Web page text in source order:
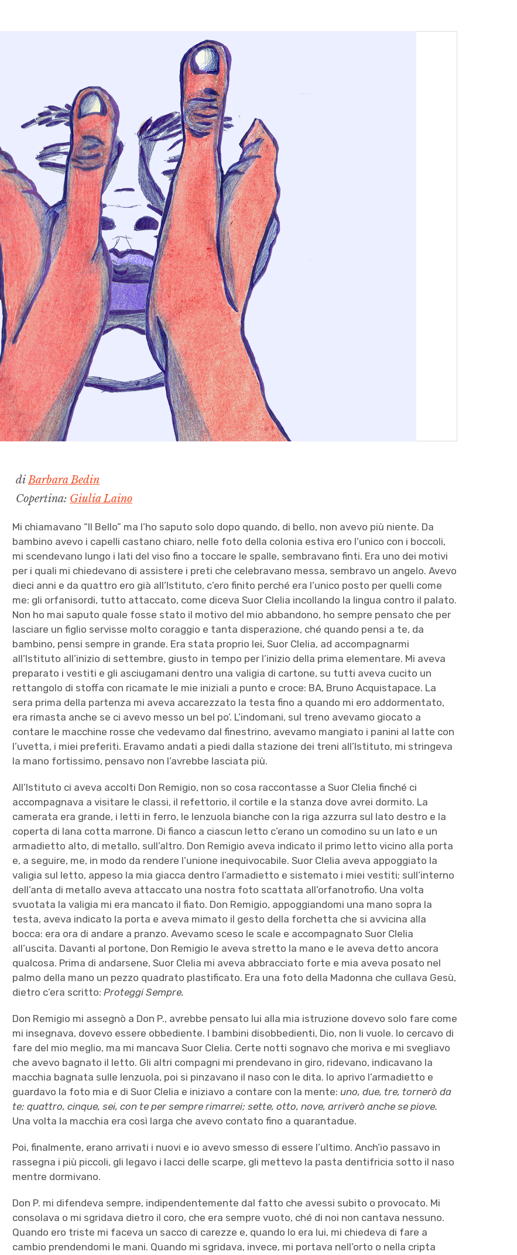
diBarbara Bedin
Copertina: Giulia Laino
Mi chiamavano “Il Bello” ma l’ho saputo solo dopo quando, di bello, non avevo più niente. Da
bambino avevo i capelli castano chiaro, nelle foto della colonia estiva ero l’unico con i boccoli,
mi scendevano lungo i lati del viso fino a toccare le spalle, sembravano finti. Era uno dei motivi
per i quali mi chiedevano di assistere i preti che celebravano messa, sembravo un angelo. Avevo
dieci anni e da quattro ero già all’Istituto, c’ero finito perché era l’unico posto per quelli come
me: gli orfanisordi, tutto attaccato, come diceva Suor Clelia incollando la lingua contro il palato.
Non ho mai saputo quale fosse stato il motivo del mio abbandono, ho sempre pensato che per
lasciare un figlio servisse molto coraggio e tanta disperazione, ché quando pensi a te, da
bambino, pensi sempre in grande. Era stata proprio lei, Suor Clelia, ad accompagnarmi
all’Istituto all’inizio di settembre, giusto in tempo per l’inizio della prima elementare. Mi aveva
preparato i vestiti e gli asciugamani dentro una valigia di cartone, su tutti aveva cucito un
rettangolo di stoffa con ricamate le mie iniziali a punto e croce: BA, Bruno Acquistapace. La
sera prima della partenza mi aveva accarezzato la testa fino a quando mi ero addormentato,
era rimasta anche se ci avevo messo un bel po’. L’indomani, sul treno avevamo giocato a
contare le macchine rosse che vedevamo dal finestrino, avevamo mangiato i panini al latte con
l’uvetta, i miei preferiti. Eravamo andati a piedi dalla stazione dei treni all’Istituto, mi stringeva
la mano fortissimo, pensavo non l’avrebbe lasciata più.
All’Istituto ci aveva accolti Don Remigio, non so cosa raccontasse a Suor Clelia finché ci
accompagnava a visitare le classi, il refettorio, il cortile e la stanza dove avrei dormito. La
camerata era grande, i letti in ferro, le lenzuola bianche con la riga azzurra sul lato destro e la
coperta di lana cotta marrone. Di fianco a ciascun letto c’erano un comodino su un lato e un
armadietto alto, di metallo, sull’altro. Don Remigio aveva indicato il primo letto vicino alla porta
e, a seguire, me, in modo da rendere l’unione inequivocabile. Suor Clelia aveva appoggiato la
valigia sul letto, appeso la mia giacca dentro l’armadietto e sistemato i miei vestiti; sull’interno
dell’anta di metallo aveva attaccato una nostra foto scattata all’orfanotrofio. Una volta
svuotata la valigia mi era mancato il fiato. Don Remigio, appoggiandomi una mano sopra la
testa, aveva indicato la porta e aveva mimato il gesto della forchetta che si avvicina alla
bocca: era ora di andare a pranzo. Avevamo sceso le scale e accompagnato Suor Clelia
all’uscita. Davanti al portone, Don Remigio le aveva stretto la mano e le aveva detto ancora
qualcosa. Prima di andarsene, Suor Clelia mi aveva abbracciato forte e mia aveva posato nel
palmo della mano un pezzo quadrato plastificato. Era una foto della Madonna che cullava Gesù,
dietro c’era scritto:Proteggi Sempre.
Don Remigio mi assegnò a Don P., avrebbe pensato lui alla mia istruzione dovevo solo fare come
mi insegnava, dovevo essere obbediente. I bambini disobbedienti, Dio, non li vuole. Io cercavo di
fare del mio meglio, ma mi mancava Suor Clelia. Certe notti sognavo che moriva e mi svegliavo
che avevo bagnato il letto. Gli altri compagni mi prendevano in giro, ridevano, indicavano la
macchia bagnata sulle lenzuola, poi si pinzavano il naso con le dita. Io aprivo l’armadietto e
guardavo la foto mia e di Suor Clelia e iniziavo a contare con la mente:uno, due, tre, tornerò da
te; quattro, cinque, sei, con te per sempre rimarrei; sette, otto, nove, arriverò anche se piove.
Una volta la macchia era così larga che avevo contato fino a quarantadue.
Poi, finalmente, erano arrivati i nuovi e io avevo smesso di essere l’ultimo. Anch’io passavo in
rassegna i più piccoli, gli legavo i lacci delle scarpe, gli mettevo la pasta dentifricia sotto il naso
mentre dormivano.
Don P. mi difendeva sempre, indipendentemente dal fatto che avessi subito o provocato. Mi
consolava o mi sgridava dietro il coro, che era sempre vuoto, ché di noi non cantava nessuno.
Quando ero triste mi faceva un sacco di carezze e, quando lo era lui, mi chiedeva di fare a
cambio prendendomi le mani. Quando mi sgridava, invece, mi portava nell’orto o nella cripta